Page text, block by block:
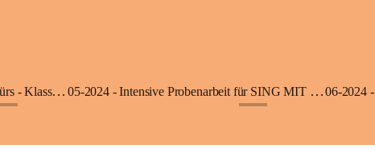
06-2025 - Ausflug in die Klimmerei Bürs - Klasse 1a 05-2024 - Intensive Probenarbeit für SING MIT - Klasse 3b06-2024